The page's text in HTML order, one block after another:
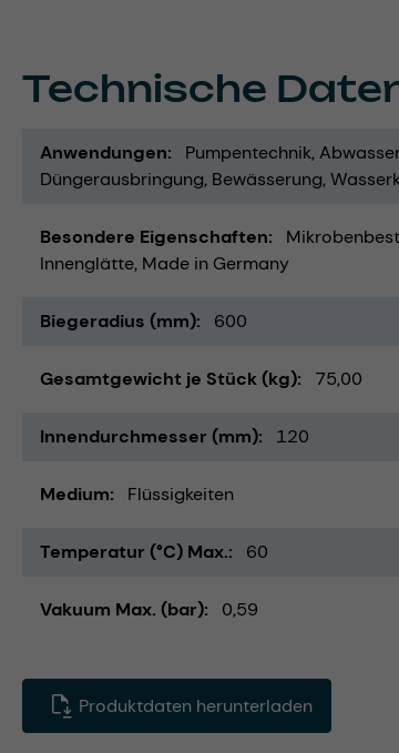
Technische
Anwendungen Pumpentechnik Abwasser
Düngerausbringung Bewässerung
Besondere Eigenschaften
Innenglätte Made in Germany
Biegeradius (mm) 600
Gesamtgewicht je Stück (kg) 75,00
Innendurchmesser (mm) 120
Medium Flüssigkeiten
Temperatur (°C) Max. 60
Vakuum Max. (bar) 0,59
Produktdaten herunterladen